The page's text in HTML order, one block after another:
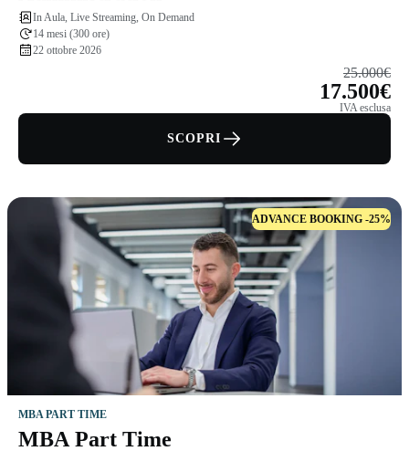
In Aula, Live Streaming, On Demand
14 mesi (300 ore)
22 ottobre 2026
25.000€
17.500€
IVA esclusa
SCOPRI
ADVANCE BOOKING -25%
MBA PART TIME
MBA Part Time